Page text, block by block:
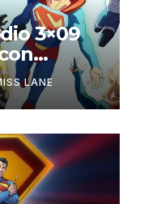
3×09
LANE